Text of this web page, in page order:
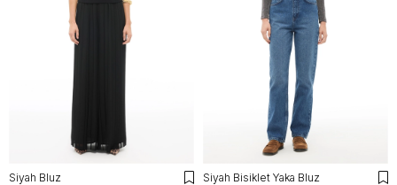
Siyah Bluz Siyah Bisiklet Yaka Bluz